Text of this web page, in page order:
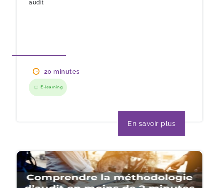
audit
20 minutes
E-learning
En savoir plus